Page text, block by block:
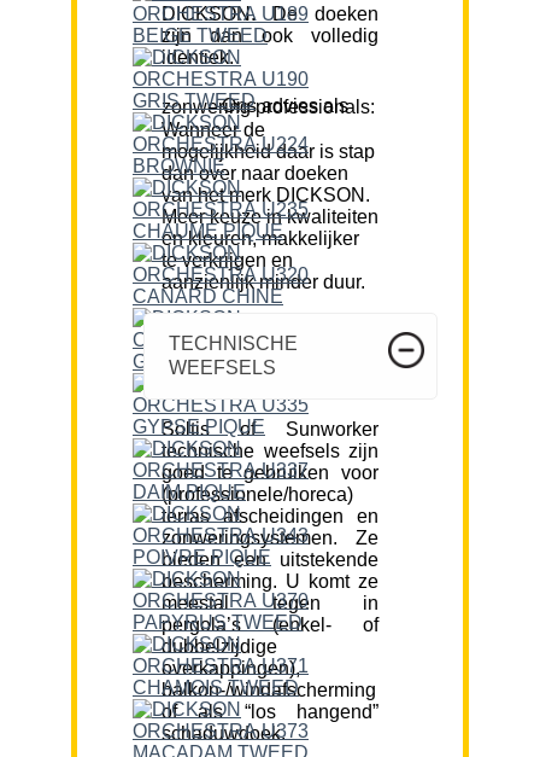
DICKSON. De doeken
zijn dan ook volledig
identiek.
Ons advies als zonwering professionals:
Wanneer de
mogelijkheid daar is stap
dan over naar doeken
van het merk DICKSON.
Meer keuze in kwaliteiten
en kleuren, makkelijker
te verkrijgen en
aanzienlijk minder duur.
TECHNISCHE
WEEFSELS
Soltis of Sunworker
technische weefsels zijn
goed te gebruiken voor
(professionele/horeca)
terras afscheidingen en
zonweringsystemen. Ze
bieden een uitstekende
bescherming. U komt ze
meestal tegen in
pergola’s (enkel- of
dubbelzijdige
overkappingen),
balkon-/windafscherming
of als “los hangend”
schaduwdoek.